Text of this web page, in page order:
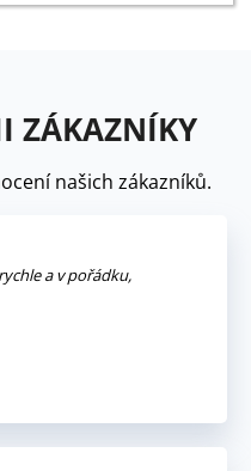
ZÁKAZNÍKY
našich zákazníků.
a v pořádku,